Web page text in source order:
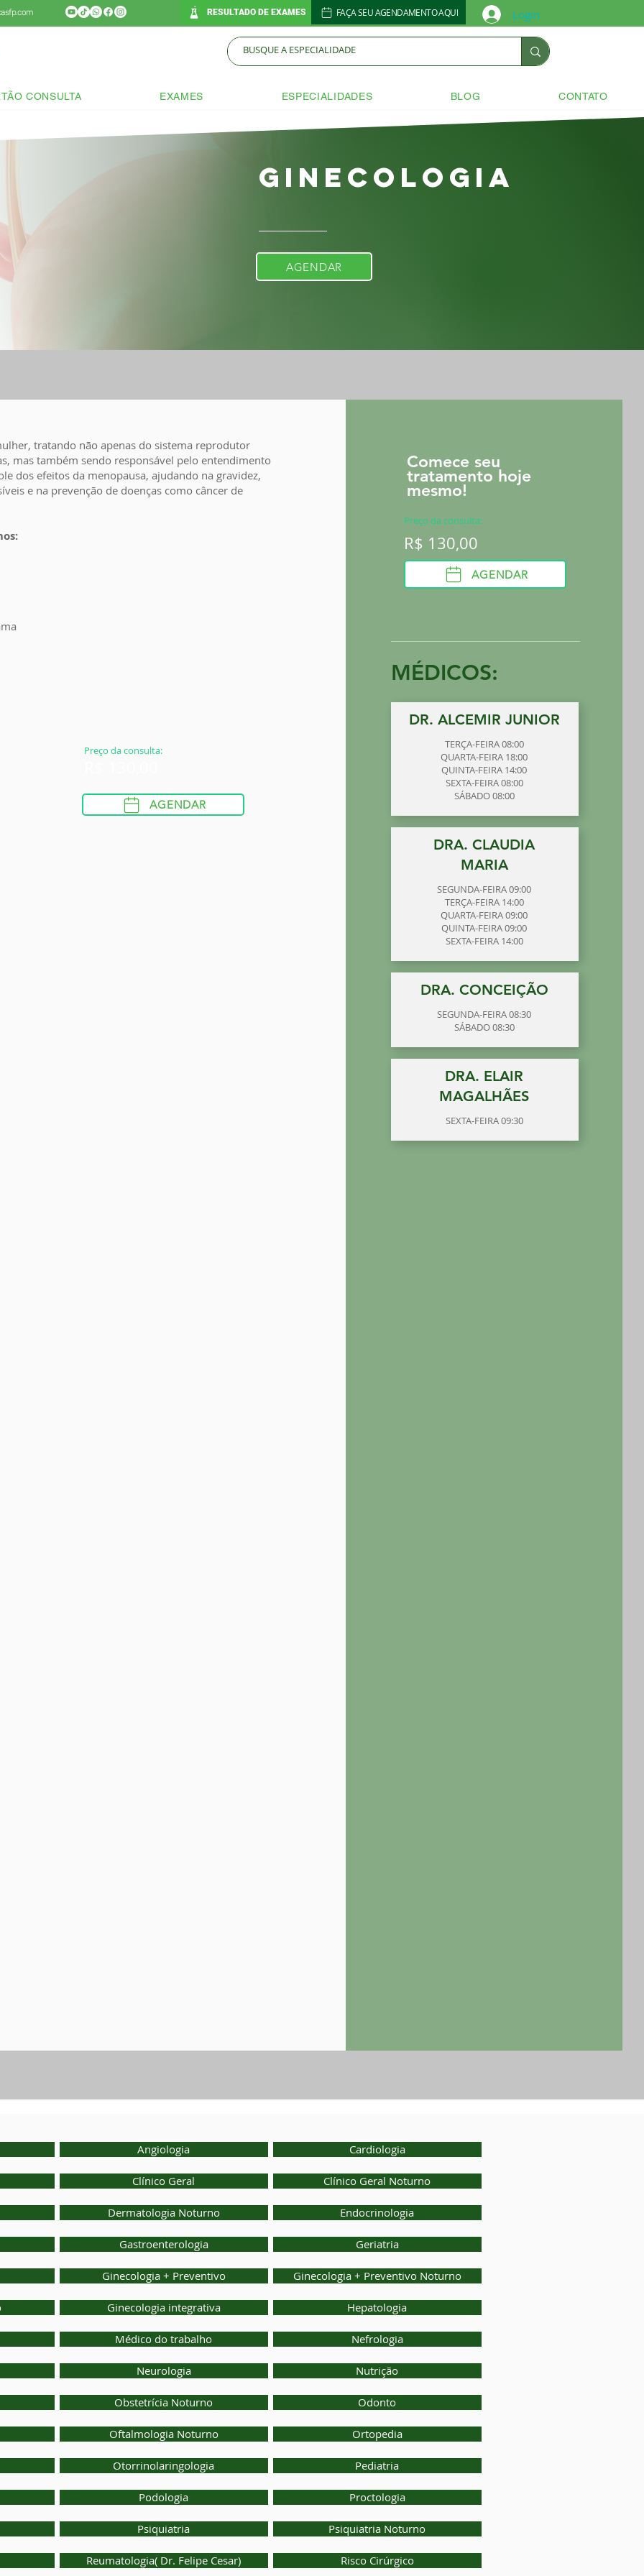
RESULTADO DE EXAMES FAÇA SEU AGENDAMENTO AQUI Login
CONSULTA EXAMES ESPECIALIDADES BLOG CONTATO
Ginecologia
AGENDAR
tratando não apenas do sistema reprodutor
mas também sendo responsável pelo entendimento
dos efeitos da menopausa, ajudando na gravidez,
e na prevenção de doenças como câncer de
Preço da consulta:
AGENDAR
Comece seu
tratamento hoje
mesmo!
Preço da consulta:
R$ 130,00
AGENDAR
MÉDICOS:
DR. ALCEMIR JUNIOR
TERÇA-FEIRA 08:00
QUARTA-FEIRA 18:00
QUINTA-FEIRA 14:00
SEXTA-FEIRA 08:00
SÁBADO 08:00
DRA. CLAUDIA
MARIA
SEGUNDA-FEIRA 09:00
TERÇA-FEIRA 14:00
QUARTA-FEIRA 09:00
QUINTA-FEIRA 09:00
SEXTA-FEIRA 14:00
DRA. CONCEIÇÃO
SEGUNDA-FEIRA 08:30
SÁBADO 08:30
DRA. ELAIR
MAGALHÃES
SEXTA-FEIRA 09:30
Angiologia
Clínico Geral
Dermatologia Noturno
Gastroenterologia
Ginecologia + Preventivo
Ginecologia integrativa
Médico do trabalho
Neurologia
Obstetrícia Noturno
Oftalmologia Noturno
Otorrinolaringologia
Podologia
Psiquiatria
Reumatologia( Dr. Felipe Cesar)
Cardiologia
Clínico Geral Noturno
Endocrinologia
Geriatria
Ginecologia + Preventivo Noturno
Hepatologia
Nefrologia
Nutrição
Odonto
Ortopedia
Pediatria
Proctologia
Psiquiatria Noturno
Risco Cirúrgico